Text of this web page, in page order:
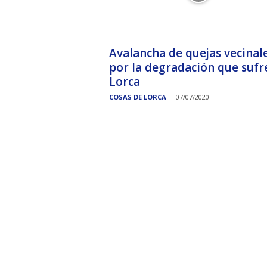
Avalancha de quejas
por la degradación que
Lorca
COSAS DE LORCA - 07/07/2020